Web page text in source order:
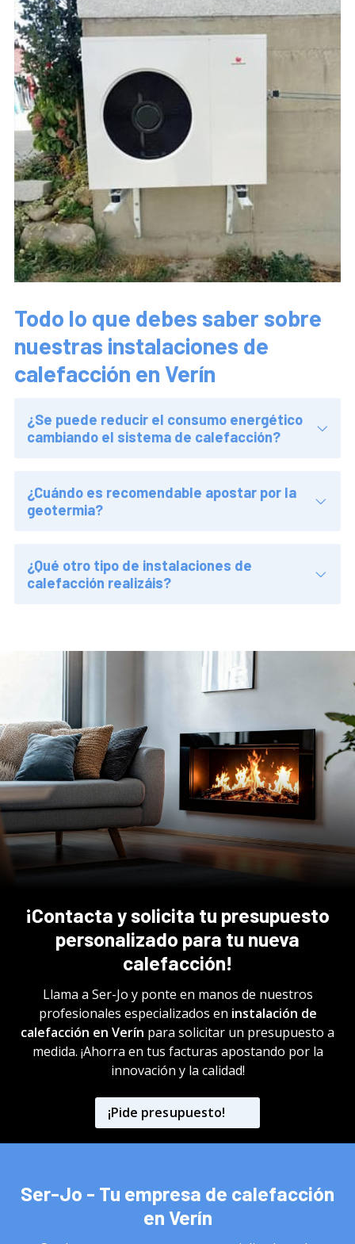
Todo lo que debes saber sobre
nuestras instalaciones de
calefacción en Verín
¿Se puede reducir el consumo energético
¡Contacta y solicita tu presupuesto
calefacción!
Llama a Ser-Jo y ponte en manos de nuestros
profesionales especializados en
calefacción en Verínpara solicitar un presupuesto a
medida. ¡Ahorra en tus facturas apostando por la
innovación y la calidad!
¡Pide presupuesto!
Ser-Jo somos una empresa especializada en la
instalación de todo tipo de calefacción en Verín.